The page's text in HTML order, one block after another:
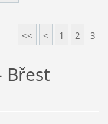
<< < 1 2 3
Břest